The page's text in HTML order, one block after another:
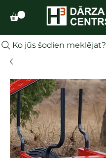
Ko jūs šodien meklējat?